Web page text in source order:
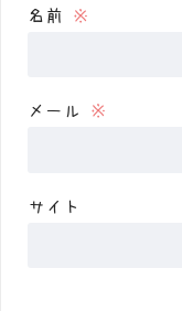
名前 ※
メール ※
サイト